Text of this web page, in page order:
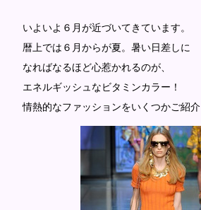
いよいよ６月が近づいてきています。
暦上では６月からが夏。暑い日差しに
なればなるほど心惹かれるのが、
エネルギッシュなビタミンカラー！
情熱的なファッションをいくつかご紹介